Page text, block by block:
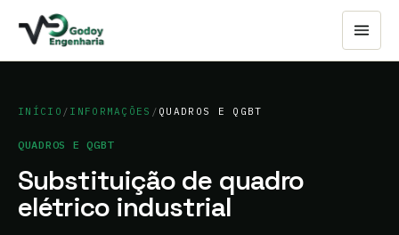
INÍCIO / INFORMAÇÕES / QUADROS E QGBT
QUADROS E QGBT
Substituição de quadro
elétrico industrial